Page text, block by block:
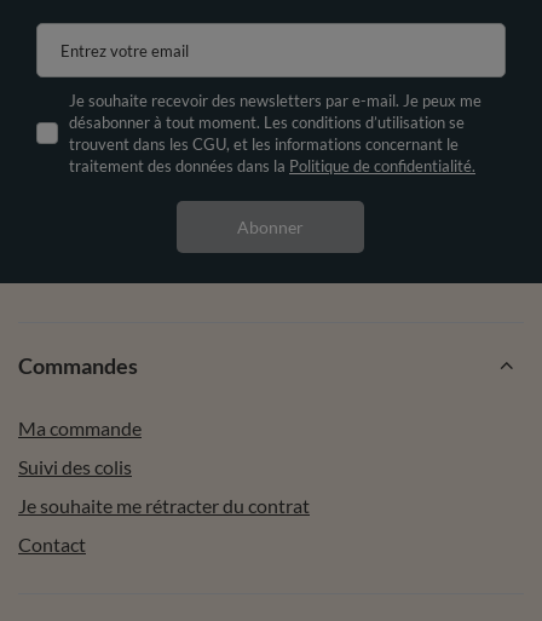
Entrez votre email
Je souhaite recevoir des newsletters par e-mail. Je peux me
désabonner à tout moment. Les conditions d’utilisation se
trouvent dans les CGU, et les informations concernant le
traitement des données dans la Politique de confidentialité.
Abonner
Commandes
Ma commande
Suivi des colis
Je souhaite me rétracter du contrat
Contact